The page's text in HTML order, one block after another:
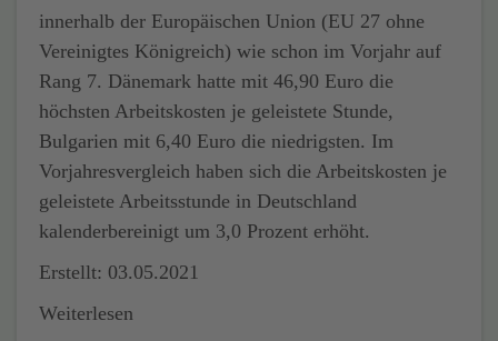
innerhalb der Europäischen Union (EU 27 ohne
Vereinigtes Königreich) wie schon im Vorjahr auf
Rang 7. Dänemark hatte mit 46,90 Euro die
höchsten Arbeitskosten je geleistete Stunde,
Bulgarien mit 6,40 Euro die niedrigsten. Im
Vorjahresvergleich haben sich die Arbeitskosten je
geleistete Arbeitsstunde in Deutschland
kalenderbereinigt um 3,0 Prozent erhöht.
Erstellt: 03.05.2021
Weiterlesen